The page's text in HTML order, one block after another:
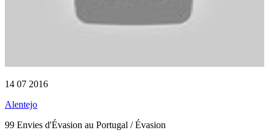
14 07 2016
Alentejo
99 Envies d'Évasion au Portugal / Évasion